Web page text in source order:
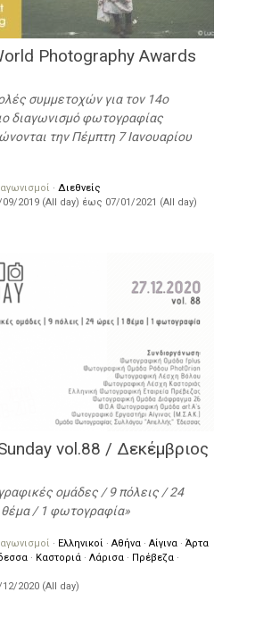
Photography Awards
συμμετοχών για τον 14ο
διαγωνισμό φωτογραφίας
την Πέμπτη 7 Ιανουαρίου
· Διεθνείς
09/2019 (All day) έως 07/01/2021 (All day)
vol.88 / Δεκέμβριος
ομάδες / 9 πόλεις / 24
/ 1 φωτογραφία
· Ελληνικοί · Αθήνα · Αίγινα · Άρτα
· Καστοριά · Λάρισα · Πρέβεζα ·
12/2020 (All day)